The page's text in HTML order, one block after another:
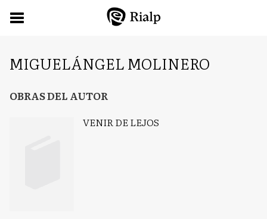
MIGUELÁNGEL MOLINERO
OBRAS DEL AUTOR
VENIR DE LEJOS